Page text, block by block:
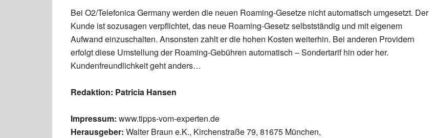
Bei O2/Telefonica Germany werden die neuen Roaming-Gesetze nicht automatisch umgesetzt. Der
Kunde ist sozusagen verpflichtet, das neue Roaming-Gesetz selbstständig und mit eigenem
Aufwand einzuschalten. Ansonsten zahlt er die hohen Kosten weiterhin. Bei anderen Providern
erfolgt diese Umstellung der Roaming-Gebühren automatisch – Sondertarif hin oder her.
Kundenfreundlichkeit geht anders…
Redaktion: Patricia Hansen
Impressum: www.tipps-vom-experten.de
Herausgeber: Walter Braun e.K., Kirchenstraße 79, 81675 München,